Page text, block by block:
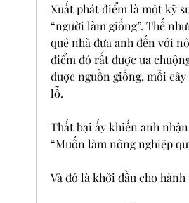
Xuất phát điểm là một kỹ
“người làm giống”. Thế
quê nhà đưa anh đến với
điểm đó rất được ưa
được nguồn giống, mỗi
lỗ.
Thất bại ấy khiến anh
“Muốn làm nông nghiệp
Và đó là khởi đầu cho